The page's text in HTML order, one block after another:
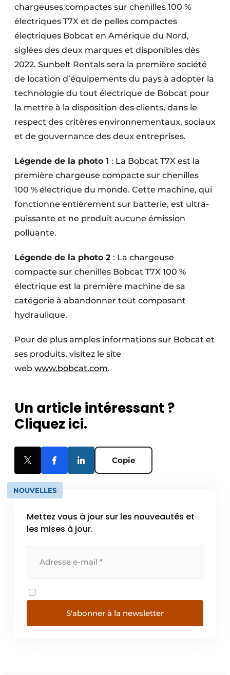
chargeuses compactes sur chenilles 100 %
électriques T7X et de pelles compactes
électriques Bobcat en Amérique du Nord,
siglées des deux marques et disponibles dès
2022. Sunbelt Rentals sera la première société
de location d’équipements du pays à adopter la
technologie du tout électrique de Bobcat pour
la mettre à la disposition des clients, dans le
respect des critères environnementaux, sociaux
et de gouvernance des deux entreprises.
Légende de la photo 1 : La Bobcat T7X est la
première chargeuse compacte sur chenilles
100 % électrique du monde. Cette machine, qui
fonctionne entièrement sur batterie, est ultra-
puissante et ne produit aucune émission
polluante.
Légende de la photo 2 : La chargeuse
compacte sur chenilles Bobcat T7X 100 %
électrique est la première machine de sa
catégorie à abandonner tout composant
hydraulique.
Pour de plus amples informations sur Bobcat et
ses produits, visitez le site
web www.bobcat.com.
Un article intéressant ?
Cliquez ici.
Copie
NOUVELLES
Mettez vous à jour sur les nouveautés et
les mises à jour.
S'abonner à la newsletter